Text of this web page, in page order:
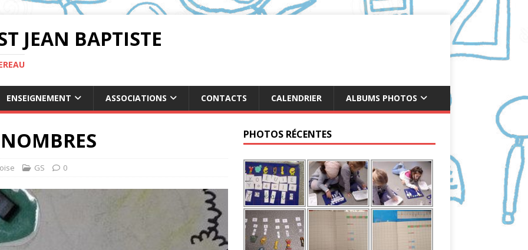
JEAN BAPTISTE
ENSEIGNEMENT ASSOCIATIONS CONTACTS CALENDRIER ALBUMS PHOTOS
GS 0
PHOTOS RÉCENTES